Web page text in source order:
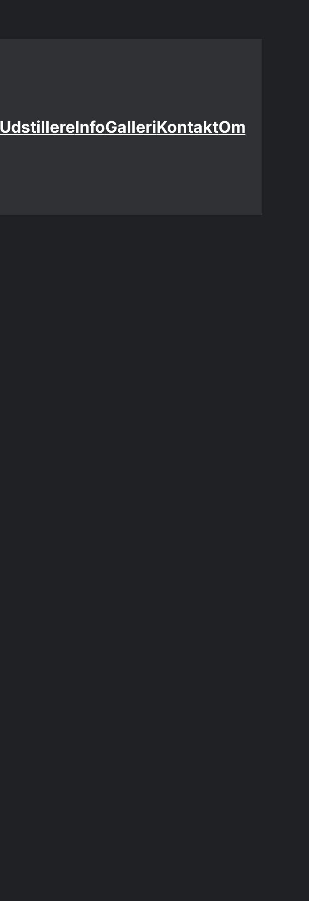
UdstillereInfoGalleriKontaktOm